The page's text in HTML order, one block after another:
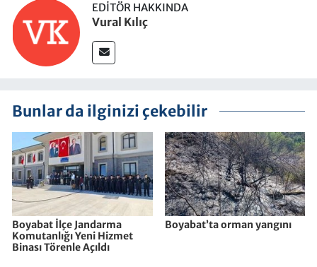
EDITÖR HAKKINDA
Vural Kılıç
Bunlar da ilginizi çekebilir
Boyabat İlçe Jandarma
Komutanlığı Yeni Hizmet
Binası Törenle Açıldı
Boyabat’ta orman yangını